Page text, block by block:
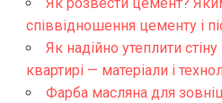
Як розвести цемент?
співвідношення цементу і
Як надійно утеплити
квартирі — матеріали і
Фарба масляна для